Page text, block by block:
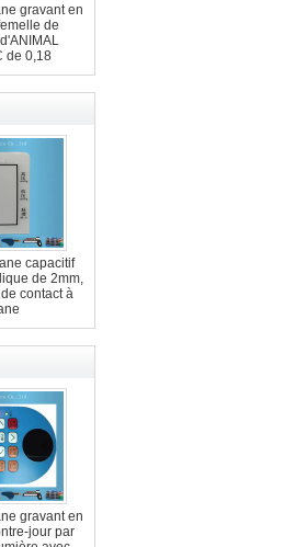
gravant en
de
de 0,18
capacitif
de 2mm,
contact à
gravant en
jour par